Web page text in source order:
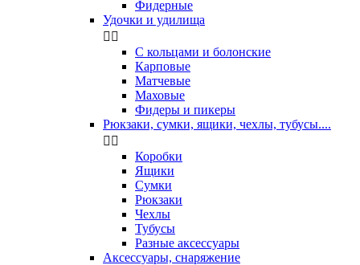
Фидерные
Удочки и удилища
 
С кольцами и болонские
Карповые
Матчевые
Маховые
Фидеры и пикеры
Рюкзаки, сумки, ящики, чехлы, тубусы....
 
Коробки
Ящики
Сумки
Рюкзаки
Чехлы
Тубусы
Разные аксессуары
Аксессуары, снаряжение